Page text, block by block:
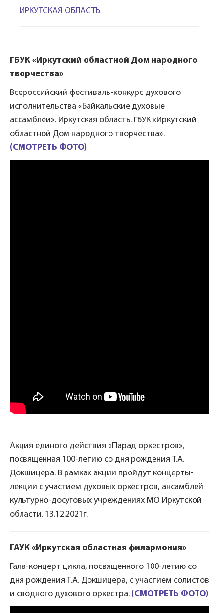
ИРКУТСКАЯ ОБЛАСТЬ
ГБУК «Иркутский областной Дом народного
творчества»
Всероссийский фестиваль-конкурс духового
исполнительства «Байкальские духовые
ассамблеи». Иркутская область. ГБУК «Иркутский
областной Дом народного творчества».
(СМОТРЕТЬ ФОТО)
Акция единого действия «Парад оркестров»,
посвященная 100-летию со дня рождения Т.А.
Докшицера. В рамках акции пройдут концерты-
лекции с участием духовых оркестров, ансамблей
культурно-досуговых учреждениях МО Иркутской
области. 13.12.2021г.
ГАУК «Иркутская областная филармония»
Гала-концерт цикла, посвященного 100-летию со
дня рождения Т.А. Докшицера, с участием солистов
и сводного духового оркестра. (СМОТРЕТЬ ФОТО)